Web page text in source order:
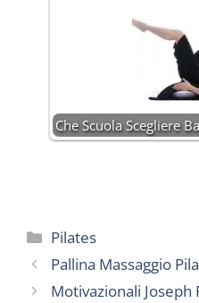
Che Scuola Scegliere
Categorie
Pilates
Pallina Massaggio
Motivazionali Joseph